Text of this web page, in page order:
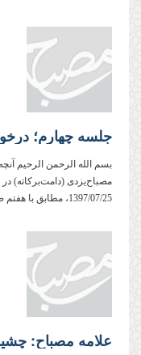
بسم الله الرحمن الرحیم
مصباح‌یزدی (دامت‌بركاته)
1397/07/25، مطابق با هفتم صفر1440 ایراد فرموده‌اند. باشد تا...